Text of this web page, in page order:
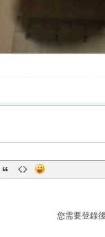
您需要登錄